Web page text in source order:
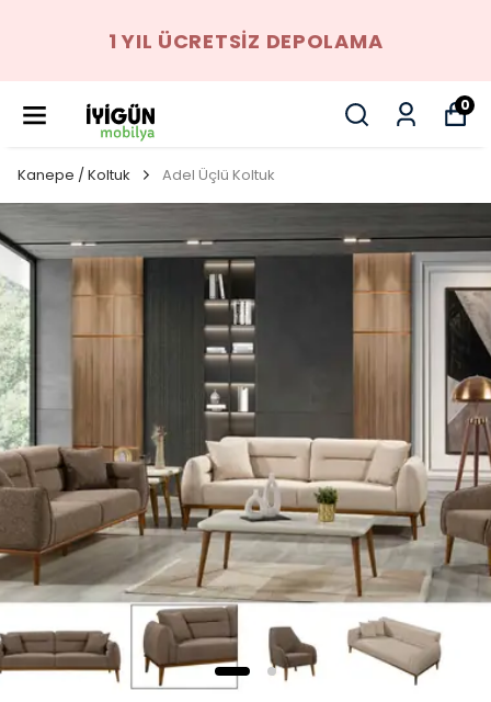
1 YIL ÜCRETSIZ DEPOLAMA
0
Kanepe / Koltuk Adel Üçlü Koltuk